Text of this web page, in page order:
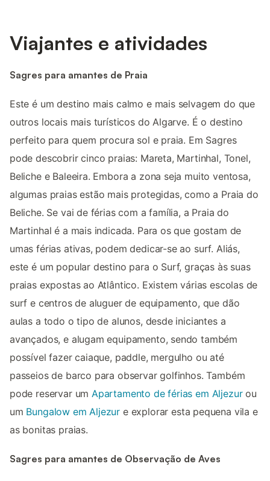
Viajantes e atividades
Sagres para amantes de Praia
Este é um destino mais calmo e mais selvagem do que
outros locais mais turísticos do Algarve. É o destino
perfeito para quem procura sol e praia. Em Sagres
pode descobrir cinco praias: Mareta, Martinhal, Tonel,
Beliche e Baleeira. Embora a zona seja muito ventosa,
algumas praias estão mais protegidas, como a Praia do
Beliche. Se vai de férias com a família, a Praia do
Martinhal é a mais indicada. Para os que gostam de
umas férias ativas, podem dedicar-se ao surf. Aliás,
este é um popular destino para o Surf, graças às suas
praias expostas ao Atlântico. Existem várias escolas de
surf e centros de aluguer de equipamento, que dão
aulas a todo o tipo de alunos, desde iniciantes a
avançados, e alugam equipamento, sendo também
possível fazer caiaque, paddle, mergulho ou até
passeios de barco para observar golfinhos. Também
pode reservar umApartamento de férias em Aljezurou
um Bungalow em Aljezur e explorar esta pequena vila e
as bonitas praias.
Sagres para amantes de Observação de Aves